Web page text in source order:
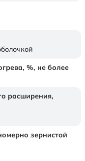
%, не более
расширения,
зернистой